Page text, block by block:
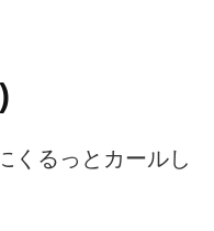
くるっとカールし